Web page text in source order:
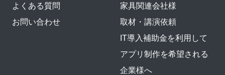
よくある質問
お問い合わせ
家具関連会社様
取材・講演依頼
IT導入補助金を利用して
アプリ制作を希望される
企業様へ